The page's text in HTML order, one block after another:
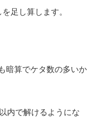
足し算します。
暗算でケタ数の多いか
内で解けるようにな